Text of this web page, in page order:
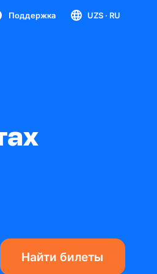
Поддержка UZS · RU
Найти билеты